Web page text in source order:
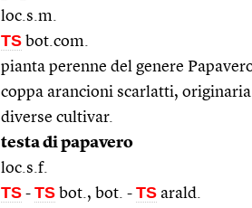
loc.s.m.
TS bot.com.
pianta perenne del genere
coppa arancioni scarlatti,
diverse cultivar.
testa di papavero
loc.s.f.
TS - TS bot., bot. - TS arald.